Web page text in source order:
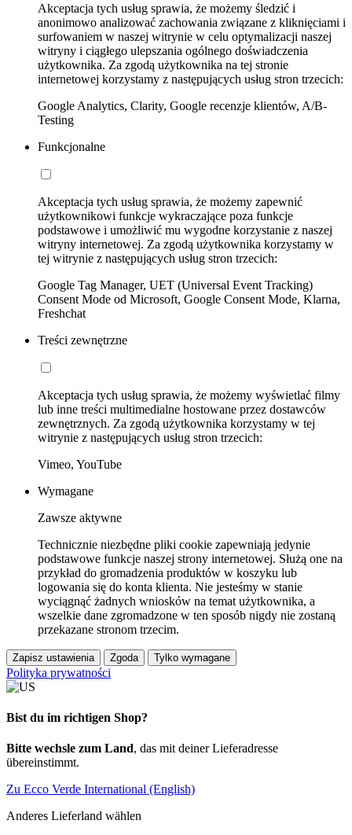
Akceptacja tych usług sprawia, że możemy śledzić i
anonimowo analizować zachowania związane z kliknięciami i
surfowaniem w naszej witrynie w celu optymalizacji naszej
witryny i ciągłego ulepszania ogólnego doświadczenia
użytkownika. Za zgodą użytkownika na tej stronie
internetowej korzystamy z następujących usług stron trzecich:
Google Analytics, Clarity, Google recenzje klientów, A/B-
Testing
Funkcjonalne
Akceptacja tych usług sprawia, że możemy zapewnić
użytkownikowi funkcje wykraczające poza funkcje
podstawowe i umożliwić mu wygodne korzystanie z naszej
witryny internetowej. Za zgodą użytkownika korzystamy w
tej witrynie z następujących usług stron trzecich:
Google Tag Manager, UET (Universal Event Tracking)
Consent Mode od Microsoft, Google Consent Mode, Klarna,
Freshchat
Treści zewnętrzne
Akceptacja tych usług sprawia, że możemy wyświetlać filmy
lub inne treści multimedialne hostowane przez dostawców
zewnętrznych. Za zgodą użytkownika korzystamy w tej
witrynie z następujących usług stron trzecich:
Vimeo, YouTube
Wymagane
Zawsze aktywne
Technicznie niezbędne pliki cookie zapewniają jedynie
podstawowe funkcje naszej strony internetowej. Służą one na
przykład do gromadzenia produktów w koszyku lub
logowania się do konta klienta. Nie jesteśmy w stanie
wyciągnąć żadnych wniosków na temat użytkownika, a
wszelkie dane zgromadzone w ten sposób nigdy nie zostaną
przekazane stronom trzecim.
Zapisz ustawienia Zgoda Tylko wymagane
Polityka prywatności
Bist du im richtigen Shop?
Bitte wechsle zum Land, das mit deiner Lieferadresse
übereinstimmt.
Zu Ecco Verde International (English)
Anderes Lieferland wählen